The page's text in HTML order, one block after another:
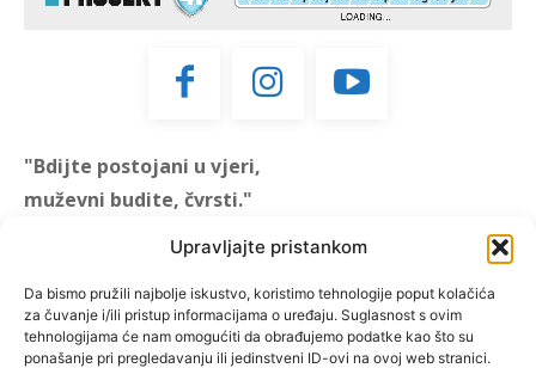
Upravljajte pristankom
Da bismo pružili najbolje iskustvo, koristimo tehnologije poput kolačića
za čuvanje i/ili pristup informacijama o uređaju. Suglasnost s ovim
tehnologijama će nam omogućiti da obrađujemo podatke kao što su
ponašanje pri pregledavanju ili jedinstveni ID-ovi na ovoj web stranici.
"Bdijte postojani u vjeri,
muževni budite, čvrsti."
"Muževni budite" prvi je
hrvatski portal za katoličke
muškarce koji pokušava